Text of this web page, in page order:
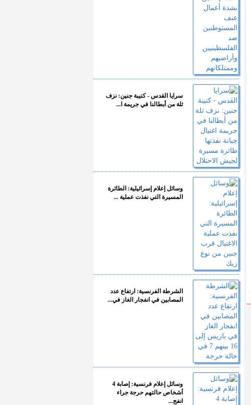
سرايا القدس - كتيبة جنين: نزف
ثلة من أبطالنا في جريمة ا...
وسائل إعلام إسرائيلية: الطائرة
المسيرة التي نفذت عملية ...
الشرطة الفرنسية: ارتفاع عدد
المصابين في انفجار الغاز في...
وسائل إعلام فرنسية: إصابة 4
أشخاص حالتهم حرجة جراء
انفج...